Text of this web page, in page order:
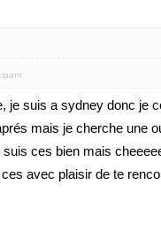
je suis a sydney donc je
mais je cherche une
ces bien mais
avec plaisir de te